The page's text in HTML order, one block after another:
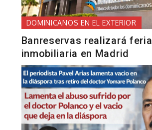
DOMINICANOS EN EL EXTERIOR
Banreservas realizará feria
inmobiliaria en Madrid